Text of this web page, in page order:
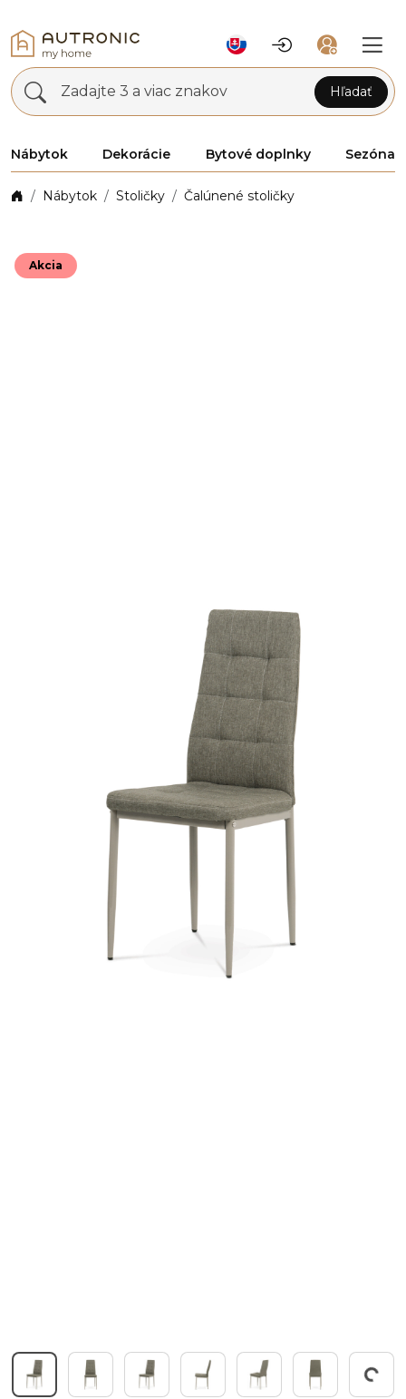
Zadajte 3 a viac znakov Hľadať
Nábytok Dekorácie Bytové doplnky Sezóna
Nábytok Stoličky Čalúnené stoličky
Working...
Akcia